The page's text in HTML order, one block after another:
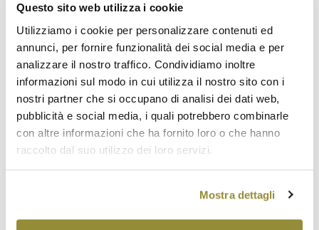
Questo sito web utilizza i cookie
Utilizziamo i cookie per personalizzare contenuti ed
annunci, per fornire funzionalità dei social media e per
analizzare il nostro traffico. Condividiamo inoltre
informazioni sul modo in cui utilizza il nostro sito con i
nostri partner che si occupano di analisi dei dati web,
pubblicità e social media, i quali potrebbero combinarle
con altre informazioni che ha fornito loro o che hanno
raccolto dal suo utilizzo dei loro servizi.
Mostra dettagli
della nostra regione e il fatto che una
nutrita rappresentanza delle nostre
aziende, distribuite praticamente su
tutto il territorio regionale, abbia
ottenuto questo importante premio è
sicuramente una buona leva sulla
quale continuare a promuovere i
nostri vini in Italia e nel Mondo.
L’elenco completo dei vini e delle aziende che hanno